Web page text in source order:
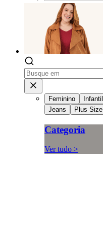
Feminino Infantil
Jeans
Plus Size
Categoria
Ver tudo >